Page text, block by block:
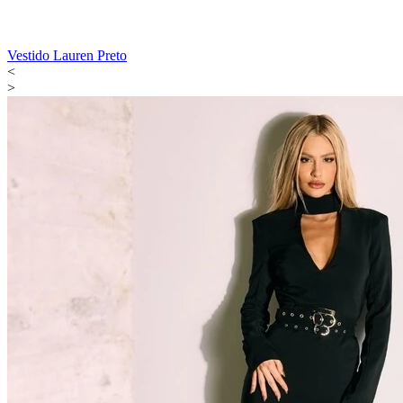
Vestido Lauren Preto
<
>